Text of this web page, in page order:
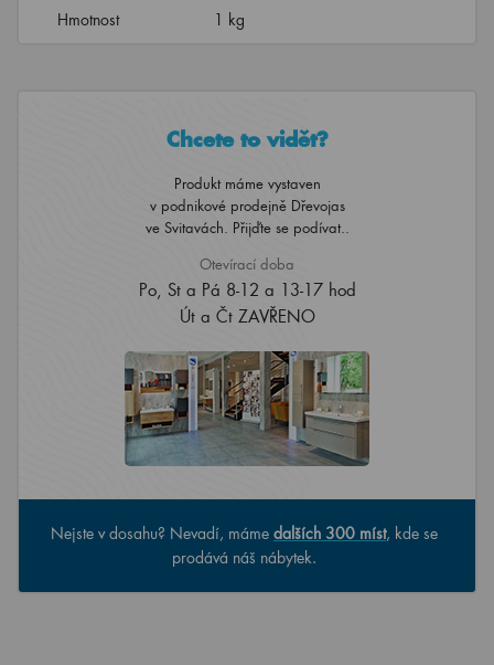
Hmotnost
1 kg
Chcete to vidět?
Produkt máme vystaven
v podnikové prodejně Dřevojas
ve Svitavách. Přijďte se podívat..
Otevírací doba
Po, St a Pá 8-12 a 13-17 hod
Út a Čt ZAVŘENO
Nejste v dosahu? Nevadí, máme dalších 300 míst, kde se
prodává náš nábytek.